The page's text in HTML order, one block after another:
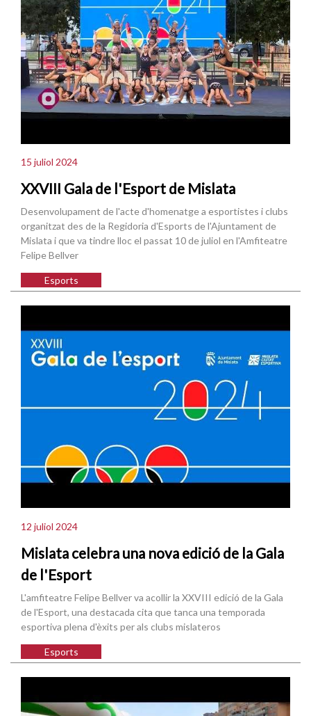
15 juliol 2024
XXVIII Gala de l'Esport de Mislata
Desenvolupament de l'acte d'homenatge a esportistes i clubs
organitzat des de la Regidoria d'Esports de l'Ajuntament de
Mislata i que va tindre lloc el passat 10 de juliol en l'Amfiteatre
Felipe Bellver
Esports
12 juliol 2024
Mislata celebra una nova edició de la Gala
de l'Esport
L'amfiteatre Felipe Bellver va acollir la XXVIII edició de la Gala
de l'Esport, una destacada cita que tanca una temporada
esportiva plena d'èxits per als clubs mislateros
Esports